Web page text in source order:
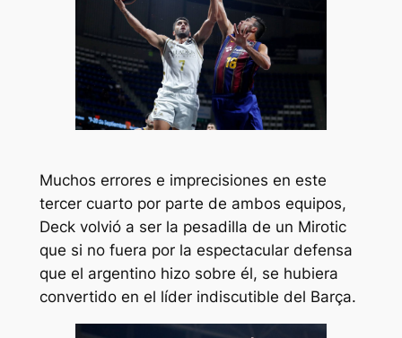
Muchos errores e imprecisiones en este
tercer cuarto por parte de ambos equipos,
Deck volvió a ser la pesadilla de un Mirotic
que si no fuera por la espectacular defensa
que el argentino hizo sobre él, se hubiera
convertido en el líder indiscutible del Barça.